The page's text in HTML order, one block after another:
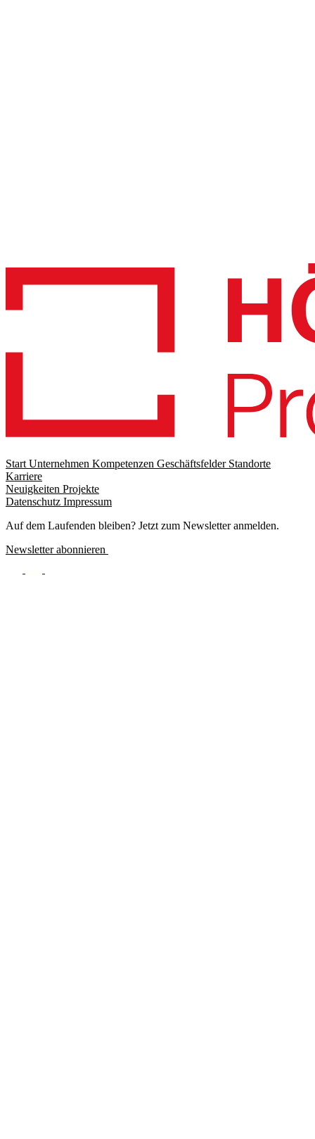
Footer
menu
Start Unternehmen Kompetenzen Geschäftsfelder Standorte
Karriere
Footer
Meta
Neuigkeiten Projekte
Datenschutz Impressum
Auf dem Laufenden bleiben? Jetzt zum Newsletter anmelden.
Newsletter abonnieren